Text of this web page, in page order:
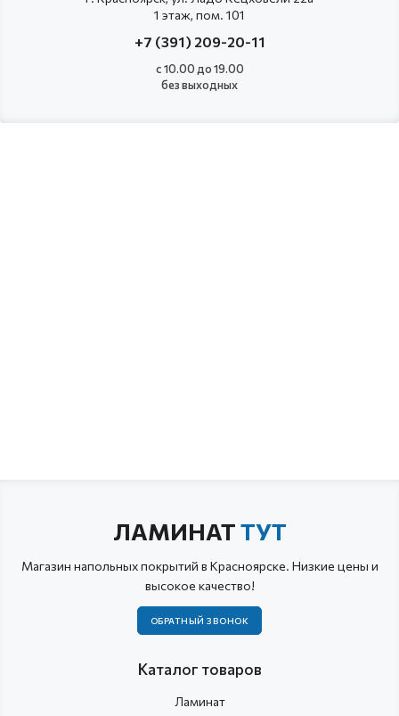
1 этаж, пом. 101
+7 (391) 209-20-11
с 10.00 до 19.00
без выходных
ЛАМИНАТТУТ
Магазин напольных покрытий в Красноярске. Низкие цены и
высокое качество!
ОБРАТНЫЙ ЗВОНОК
Каталог товаров
Ламинат